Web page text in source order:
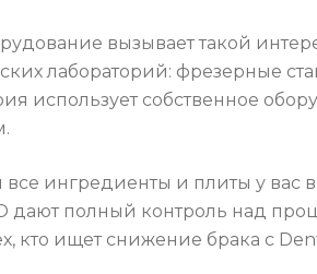
вызывает такой
лабораторий: фрезерные
использует собственное
ингредиенты и плиты у вас
полный контроль над
кто ищет снижение брака с